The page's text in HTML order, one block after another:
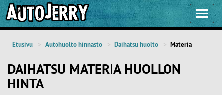
Etusivu Autohuolto hinnasto Daihatsu huolto Materia
DAIHATSU MATERIA HUOLLON
HINTA